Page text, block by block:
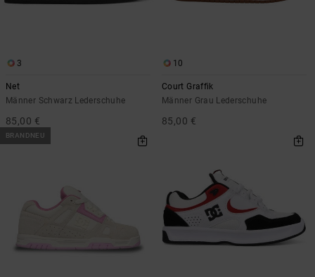
3
Net
Männer Schwarz Lederschuhe
85,00 €
10
Court Graffik
Männer Grau Lederschuhe
85,00 €
BRANDNEU